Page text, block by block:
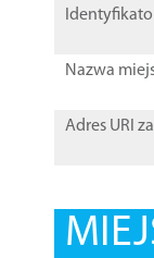
Nazwa
Adres URI